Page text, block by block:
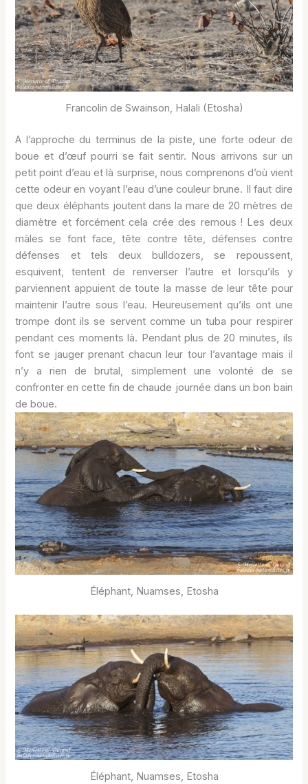
Francolin de Swainson, Halali (Etosha)
A l’approche du terminus de la piste, une forte odeur de
boue et d’œuf pourri se fait sentir. Nous arrivons sur un
petit point d’eau et là surprise, nous comprenons d’où vient
cette odeur en voyant l’eau d’une couleur brune. Il faut dire
que deux éléphants joutent dans la mare de 20 mètres de
diamètre et forcément cela crée des remous ! Les deux
mâles se font face, tête contre tête, défenses contre
défenses et tels deux bulldozers, se repoussent,
esquivent, tentent de renverser l’autre et lorsqu’ils y
parviennent appuient de toute la masse de leur tête pour
maintenir l’autre sous l’eau. Heureusement qu’ils ont une
trompe dont ils se servent comme un tuba pour respirer
pendant ces moments là. Pendant plus de 20 minutes, ils
font se jauger prenant chacun leur tour l’avantage mais il
n’y a rien de brutal, simplement une volonté de se
confronter en cette fin de chaude journée dans un bon bain
de boue.
Éléphant, Nuamses, Etosha
Éléphant, Nuamses, Etosha